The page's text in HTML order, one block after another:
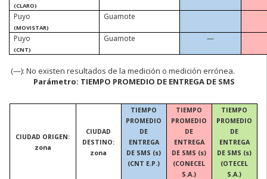
(CLARO)
Puyo
(MOVISTAR)
Guamote
Puyo
(CNT)
Guamote —
(—): No existen resultados de la medición o medición errónea.
Parámetro: TIEMPO PROMEDIO DE ENTREGA DE SMS
CIUDAD ORIGEN:
zona
CIUDAD
DESTINO:
zona
TIEMPO
PROMEDIO
DE
ENTREGA
DE SMS (s)
(CNT E.P.)
TIEMPO
PROMEDIO
DE
ENTREGA
DE SMS (s)
(CONECEL
S.A.)
TIEMPO
PROMEDIO
DE
ENTREGA
DE SMS (s)
(OTECEL
S.A.)